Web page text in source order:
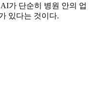
가 단순히 병원 안의 업
있다는 것이다.